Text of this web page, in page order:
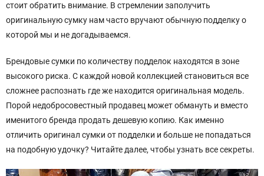
стоит обратить внимание. В стремлении заполучить
оригинальную сумку нам часто вручают обычную подделку о
которой мы и не догадываемся.
Брендовые сумки по количеству подделок находятся в зоне
высокого риска. С каждой новой коллекцией становиться все
сложнее распознать где же находится оригинальная модель.
Порой недобросовестный продавец может обмануть и вместо
именитого бренда продать дешевую копию. Как именно
отличить оригинал сумки от подделки и больше не попадаться
на подобную удочку? Читайте далее, чтобы узнать все секреты.